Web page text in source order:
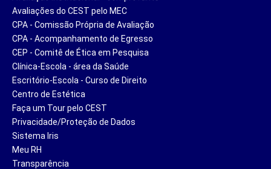
Avaliações do CEST pelo MEC
CPA - Comissão Própria de Avaliação
CPA - Acompanhamento de Egresso
CEP - Comitê de Ética em Pesquisa
Clínica-Escola - área da Saúde
Escritório-Escola - Curso de Direito
Centro de Estética
Faça um Tour pelo CEST
Privacidade/Proteção de Dados
Sistema Iris
Meu RH
Transparência